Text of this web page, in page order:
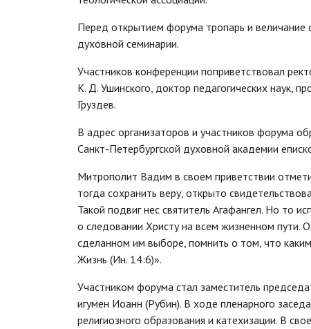
Перед открытием форума тропарь и величание
духовной семинарии.
Участников конференции поприветствовал
К. Д. Ушинского, доктор педагогических наук,
Груздев.
В адрес организаторов и участников форума
Санкт-Петербургской духовной академии
Митрополит Вадим в своем приветствии
тогда сохранить веру, открыто
Такой подвиг нес святитель Агафангел. Но то
о следовании Христу на всем жизненном пути.
сделанном им выборе, помнить о том, что
Жизнь (Ин. 14:6)».
Участником форума стал заместитель
игумен Иоанн (Рубин). В ходе пленарного
религиозного образования и катехизации. В